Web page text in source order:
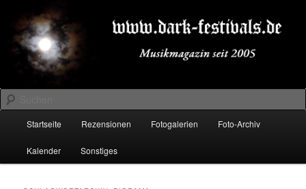
primären
Inhalt
springen
sekundären
Inhalt
springenDARK-FESTIVALS.DE
Suchen
Startseite Rezensionen Fotogalerien Foto-Archiv
Kalender Sonstiges